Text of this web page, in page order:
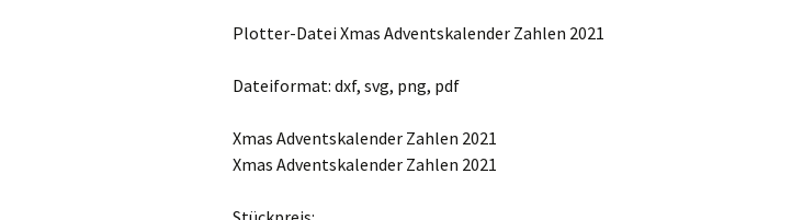
Plotter-Datei Xmas Adventskalender Zahlen 2021
Dateiformat: dxf, svg, png, pdf
Xmas Adventskalender Zahlen 2021
Xmas Adventskalender Zahlen 2021